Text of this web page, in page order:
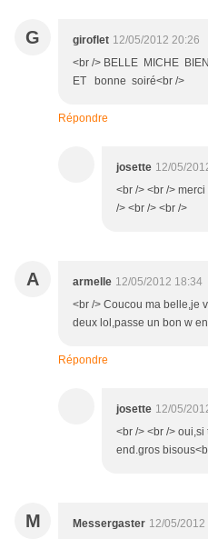
G giroflet 12/05/2012 20:26
<br /> BELLE MICHE
ET bonne soiré<br />
Répondre
josette 12/05/
<br /> <br />
/> <br /> <br />
A armelle 12/05/2012 18:34
<br /> Coucou ma belle,je
deux lol,passe un bon w
Répondre
josette 12/05/
<br /> <br />
end.gros
M Messergaster 12/05/2012